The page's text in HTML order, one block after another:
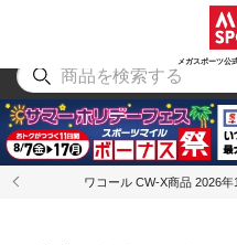
メガスポーツ公
アウトドア
ワコール CW-X商品 2026